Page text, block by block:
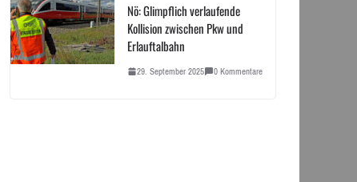
Nö: Glimpflich verlaufende
Kollision zwischen Pkw und
Erlauftalbahn
29. September 2025 0 Kommentare